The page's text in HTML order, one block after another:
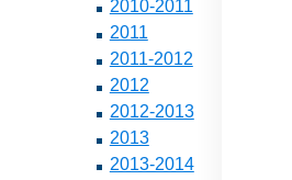
2010-2011
2011
2011-2012
2012
2012-2013
2013
2013-2014